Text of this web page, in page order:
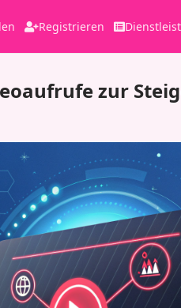
Registrieren
zur